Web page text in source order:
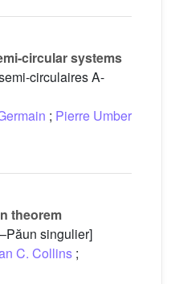
circular systems
circulaires A-
; Pierre Umber
theorem
singulier]
C. Collins ;